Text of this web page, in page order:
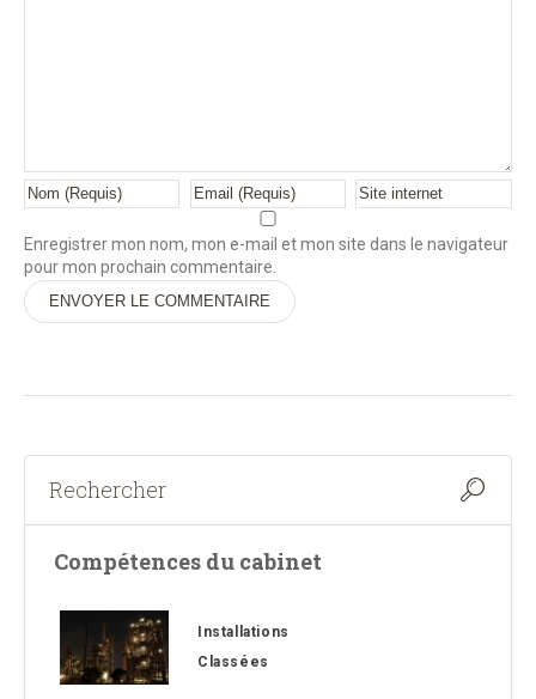
Enregistrer mon nom, mon e-mail et mon site dans le navigateur
pour mon prochain commentaire.
Compétences du cabinet
Installations
Classées